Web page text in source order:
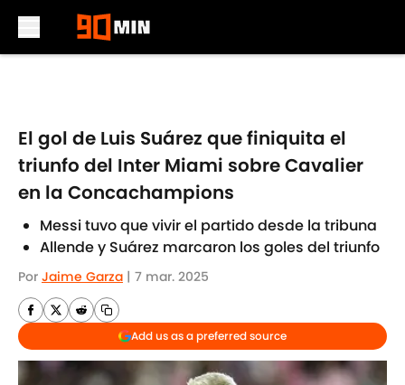
El gol de Luis Suárez que finiquita el
triunfo del Inter Miami sobre Cavalier
en la Concachampions
Messi tuvo que vivir el partido desde la tribuna
Allende y Suárez marcaron los goles del triunfo
Por Jaime Garza | 7 mar. 2025
Add us as a preferred source